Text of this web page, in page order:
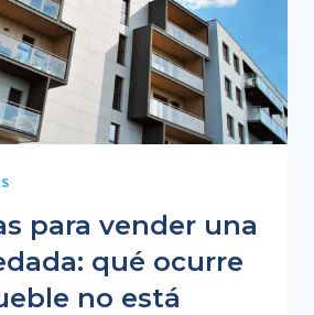
para vender una
qué ocurre
no está